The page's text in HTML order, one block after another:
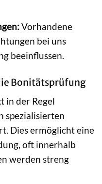
Vorhandene
bei uns
beeinflussen.
Bonitätsprüfung
in der Regel
spezialisierten
Dies ermöglicht eine
oft innerhalb
werden streng